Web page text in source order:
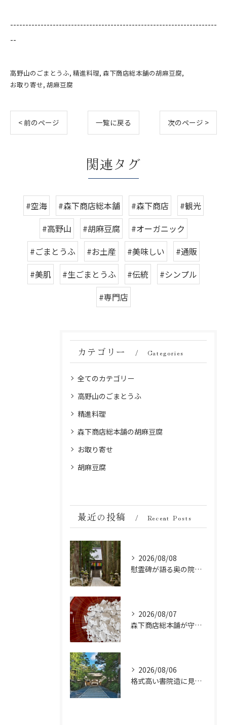
--------------------------------------------------------------------
--
高野山のごまとうふ 精進料理 森下商店総本舗の胡麻豆腐
お取り寄せ 胡麻豆腐
< 前のページ 一覧に戻る 次のページ >
関連タグ
#空海 #森下商店総本舗 #森下商店
#観光
#高野山
#胡麻豆腐
#オーガニック
#ごまとうふ
#お土産 #美味しい
#通販
#美肌
#生ごまとうふ #伝統
#シンプル
#専門店
カテゴリー Categories
全てのカテゴリー
高野山のごまとうふ
精進料理
森下商店総本舗の胡麻豆腐
お取り寄せ
胡麻豆腐
最近の投稿 Recent Posts
2026/08/08
慰霊碑が語る奥の院の過去：祈りと歴史の中間地点
2026/08/07
森下商店総本舗が守り続ける伝統の胡麻豆腐に使う吉野葛の純度と効能
2026/08/06
格式高い書院造に見る金剛峯寺の中世から近世への変遷